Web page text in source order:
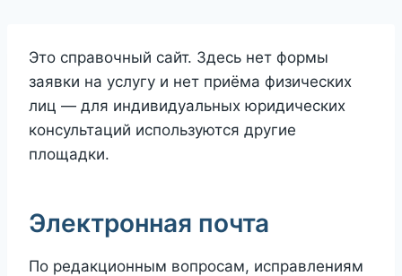
Это справочный сайт. Здесь нет формы
заявки на услугу и нет приёма физических
лиц — для индивидуальных юридических
консультаций используются другие
площадки.
Электронная почта
По редакционным вопросам, исправлениям